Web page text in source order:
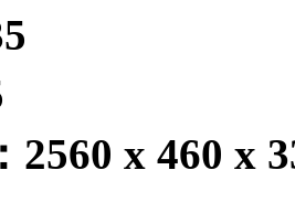
2560 x 460 x